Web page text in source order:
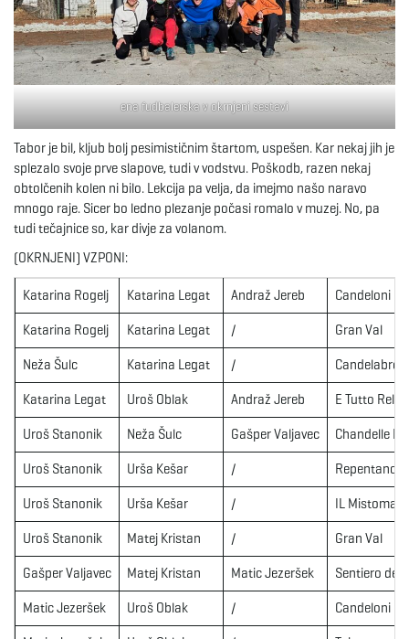
ena fudbalerska v okrnjeni sestavi
Tabor je bil, kljub bolj pesimističnim štartom, uspešen. Kar nekaj jih je
splezalo svoje prve slapove, tudi v vodstvu. Poškodb, razen nekaj
obtolčenih kolen ni bilo. Lekcija pa velja, da imejmo našo naravo
mnogo raje. Sicer bo ledno plezanje počasi romalo v muzej. No, pa
tudi tečajnice so, kar divje za volanom.
(OKRNJENI) VZPONI:
Katarina Rogelj Katarina Legat Andraž Jereb Candeloni di
Katarina Rogelj Katarina Legat / Gran Val
Neža Šulc Katarina Legat / Candelabro
Katarina Legat Uroš Oblak Andraž Jereb E Tutto
Uroš Stanonik Neža Šulc Gašper Valjavec Chandelle
Uroš Stanonik Urša Kešar / Repentance
Uroš Stanonik Urša Kešar / IL
Uroš Stanonik Matej Kristan / Gran Val
Gašper Valjavec Matej Kristan Matic Jezeršek Sentiero dei
Matic Jezeršek Uroš Oblak / Candeloni di